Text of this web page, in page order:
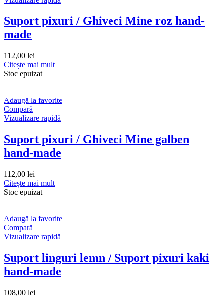
Suport pixuri / Ghiveci Mine roz hand-
made
112,00 lei
Citește mai mult
Stoc epuizat
Adaugă la favorite
Compară
Vizualizare rapidă
Suport pixuri / Ghiveci Mine galben
hand-made
112,00 lei
Citește mai mult
Stoc epuizat
Adaugă la favorite
Compară
Vizualizare rapidă
Suport linguri lemn / Suport pixuri kaki
hand-made
108,00 lei